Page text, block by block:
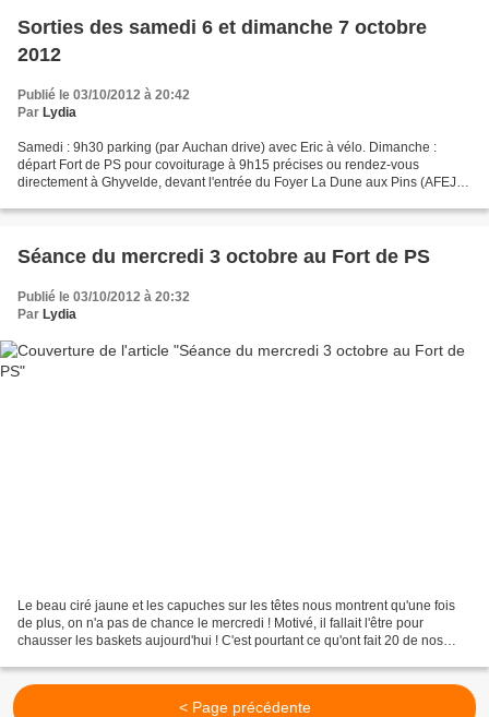
Sorties des samedi 6 et dimanche 7 octobre
2012
Publié le 03/10/2012 à 20:42
Par Lydia
Samedi : 9h30 parking (par Auchan drive) avec Eric à vélo. Dimanche :
départ Fort de PS pour covoiturage à 9h15 précises ou rendez-vous
directement à Ghyvelde, devant l'entrée du Foyer La Dune aux Pins (AFEJI)
Séance du mercredi 3 octobre au Fort de PS
Publié le 03/10/2012 à 20:32
Par Lydia
Le beau ciré jaune et les capuches sur les têtes nous montrent qu'une fois
de plus, on n'a pas de chance le mercredi ! Motivé, il fallait l'être pour
chausser les baskets aujourd'hui ! C'est pourtant ce qu'ont fait 20 de nos
< Page précédente